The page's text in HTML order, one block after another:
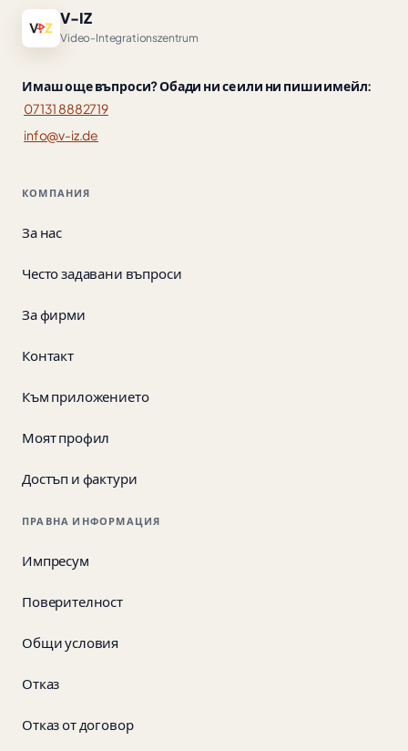
V-IZ
Video-Integrationszentrum
Имаш още въпроси? Обади ни се или ни пиши имейл:
07131 8882719
info@v-iz.de
КОМПАНИЯ
За нас
Често задавани въпроси
За фирми
Контакт
Към приложението
Моят профил
Достъп и фактури
ПРАВНА ИНФОРМАЦИЯ
Импресум
Поверителност
Общи условия
Отказ
Отказ от договор